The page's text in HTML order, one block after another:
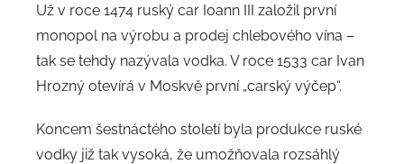
Už v roce 1474 ruský car Ioann III založil první
monopol na výrobu a prodej chlebového vína –
tak se tehdy nazývala vodka. V roce 1533 car Ivan
Hrozný otevírá v Moskvě první „carský výčep“.
Koncem šestnáctého století byla produkce ruské
vodky již tak vysoká, že umožňovala rozsáhlý